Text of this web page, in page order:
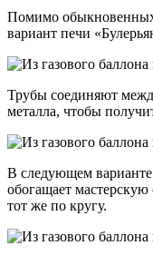
Помимо обыкновенных
вариант печи
Трубы соединяют
металла, чтобы
В следующем варианте
обогащает
тот же по кругу.